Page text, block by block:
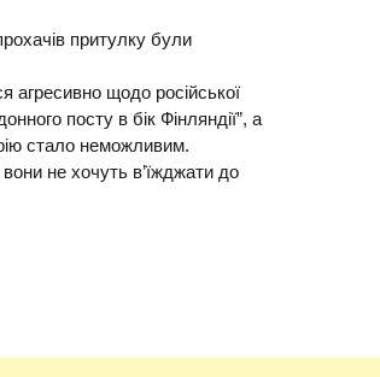
притулку були
агресивно щодо російської
посту в бік Фінляндії”, а
стало неможливим.
не хочуть в’їжджати до